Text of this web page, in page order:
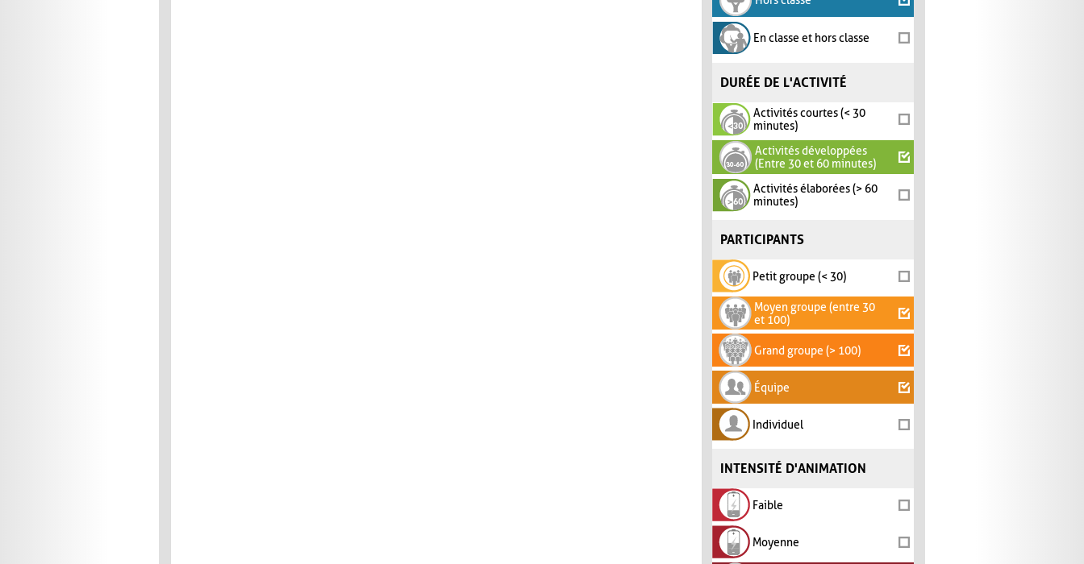
En classe et hors classe
DURÉE DE L'ACTIVITÉ
Activités courtes (< 30
minutes)
Activités développées
(Entre 30 et 60 minutes)
Activités élaborées (> 60
minutes)
PARTICIPANTS
Petit groupe (< 30)
Moyen groupe (entre 30
et 100)
Grand groupe (> 100)
Équipe
Individuel
INTENSITÉ D'ANIMATION
Faible
Moyenne